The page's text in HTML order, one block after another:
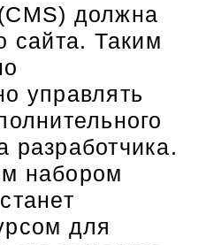
должна
сайта. Таким
управлять
разработчика.
набором
для